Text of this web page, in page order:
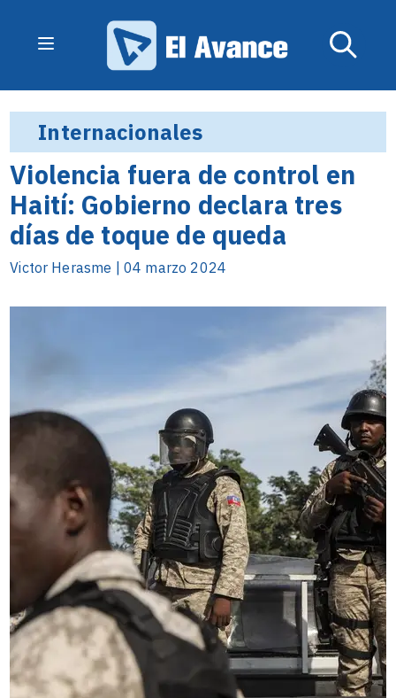
Internacionales
Violencia fuera de control en
Haití: Gobierno declara tres
días de toque de queda
Victor Herasme | 04 marzo 2024